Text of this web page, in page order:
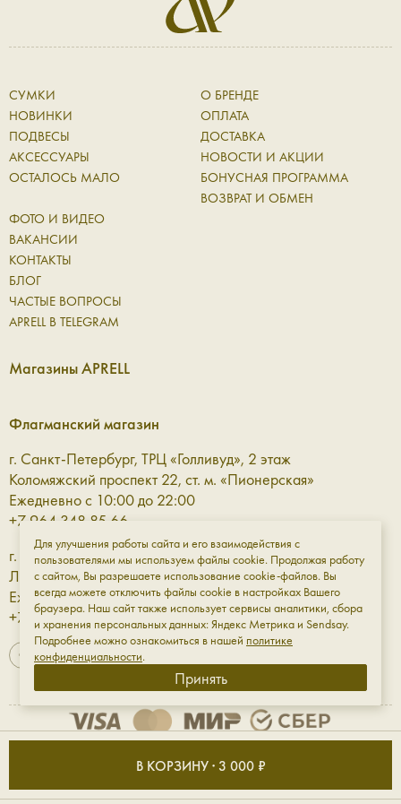
В КОРЗИНУ · 3 000 ₽
СУМКИ
НОВИНКИ
ПОДВЕСЫ
АКСЕССУАРЫ
ОСТАЛОСЬ МАЛО
О БРЕНДЕ
ОПЛАТА
ДОСТАВКА
НОВОСТИ И АКЦИИ
БОНУСНАЯ ПРОГРАММА
ВОЗВРАТ И ОБМЕН
ФОТО И ВИДЕО
ВАКАНСИИ
КОНТАКТЫ
БЛОГ
ЧАСТЫЕ ВОПРОСЫ
APRELL В TELEGRAM
Магазины APRELL
Флагманский магазин
г. Санкт-Петербург, ТРЦ «Голливуд», 2 этаж
Коломяжский проспект 22, ст. м. «Пионерская»
Ежедневно с 10:00 до 22:00
+7 964 348 85 66
г. Санкт-Петербург, ТРЦ «Галерея» 3 этаж
Лиговский проспект, 30а, ст. м. «Площадь Восстания»
Ежедневно с 10:00 до 23:00
+7 961 811-18-98
ИП Мирфазы Сергей Владимирович ИНН: 501820516976
Для улучшения работы сайта и его взаимодействия с
пользователями мы используем файлы cookie. Продолжая работу
с сайтом, Вы разрешаете использование cookie-файлов. Вы
всегда можете отключить файлы cookie в настройках Вашего
браузера. Наш сайт также использует сервисы аналитики, сбора
и хранения персональных данных: Яндекс Метрика и Sendsay.
Подробнее можно ознакомиться в нашей политике
конфиденциальности.
Принять